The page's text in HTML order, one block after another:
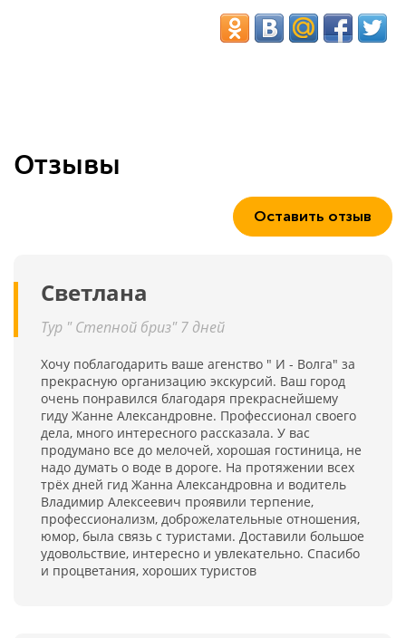
Отзывы
Оставить отзыв
Светлана
Тур " Степной бриз" 7 дней
Хочу поблагодарить ваше агенство " И - Волга" за
прекрасную организацию экскурсий. Ваш город
очень понравился благодаря прекраснейшему
гиду Жанне Александровне. Профессионал своего
дела, много интересного рассказала. У вас
продумано все до мелочей, хорошая гостиница, не
надо думать о воде в дороге. На протяжении всех
трёх дней гид Жанна Александровна и водитель
Владимир Алексеевич проявили терпение,
профессионализм, доброжелательные отношения,
юмор, была связь с туристами. Доставили большое
удовольствие, интересно и увлекательно. Спасибо
и процветания, хороших туристов